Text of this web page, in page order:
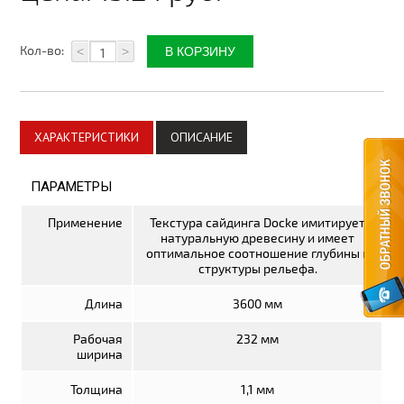
Материалы для благоустройства
Комплектующие для ворот
Метизы
Стеклотканевые материалы
Утепление дома
Пленки изоляционные
Электрика
Электрические тёплые полы
Кол-во: < >
ХАРАКТЕРИСТИКИ ОПИСАНИЕ
ПАРАМЕТРЫ
Применение
Текстура сайдинга Docke имитирует
натуральную древесину и имеет
оптимальное соотношение глубины и
структуры рельефа.
Длина 3600 мм
Рабочая
ширина
232 мм
Толщина 1,1 мм